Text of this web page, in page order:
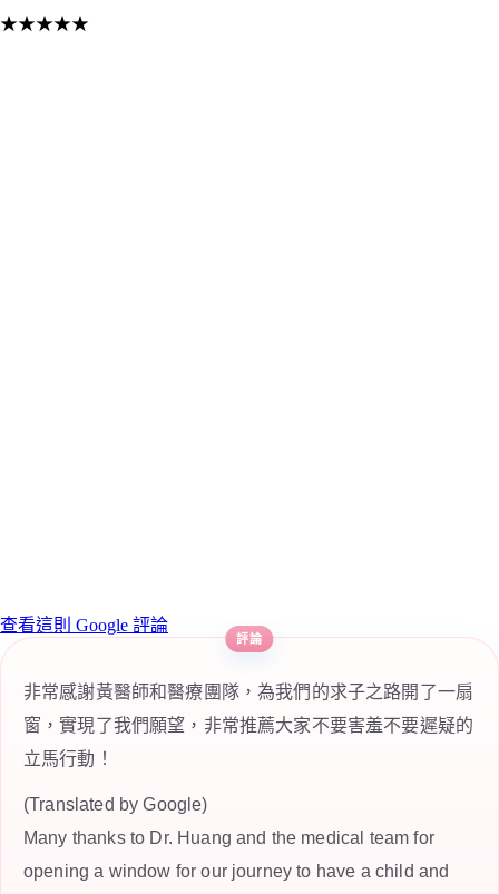
★★★★★
查看這則 Google 評論
非常感謝黃醫師和醫療團隊，為我們的求子之路開了一扇
窗，實現了我們願望，非常推薦大家不要害羞不要遲疑的
立馬行動！
(Translated by Google)
Many thanks to Dr. Huang and the medical team for
opening a window for our journey to have a child and